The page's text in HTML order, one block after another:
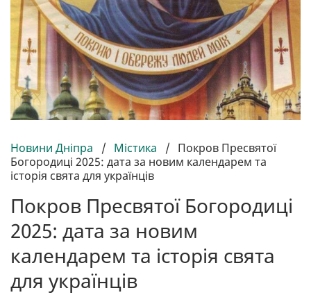
Новини Дніпра / Містика / Покров Пресвятої
Богородиці 2025: дата за новим календарем та
історія свята для українців
Покров Пресвятої Богородиці
2025: дата за новим
календарем та історія свята
для українців